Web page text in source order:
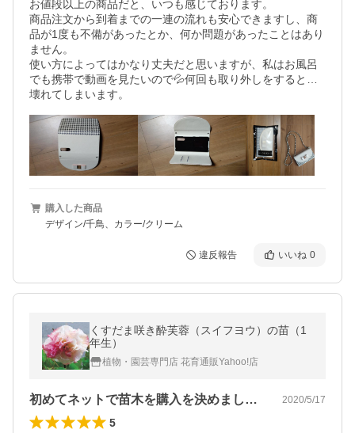
お値段以上の商品だと、いつも感じております。
商品注文から到着までの一連の流れも安心できますし、商
品が1度も不備があったとか、何か問題があったことはあり
ません。
使い方によってはかなり丈夫だと思いますが、私はお風呂
でも携帯で動画を見たいので💦何回も取り外しをすると…
購入した商品
デザイン/千鳥、カラー/クリーム
違反報告 いいね 0
くすだま咲き酔芙蓉（スイフヨウ）の苗（1
年生）
植物・園芸専門店 花育通販Yahoo!店
初めてネットで苗木を購入を決めました。… 2020/5/17
5